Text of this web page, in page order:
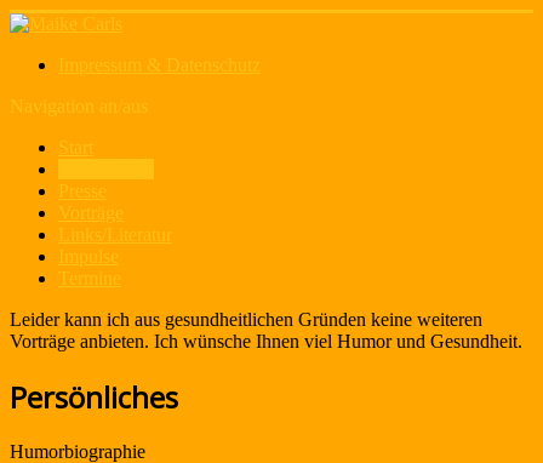
Impressum & Datenschutz
Navigation an/aus
Start
Presse
Vorträge
Links/Literatur
Impulse
Termine
Leider kann ich aus gesundheitlichen Gründen keine weiteren
Vorträge anbieten. Ich wünsche Ihnen viel Humor und Gesundheit.
Persönliches
Humorbiographie